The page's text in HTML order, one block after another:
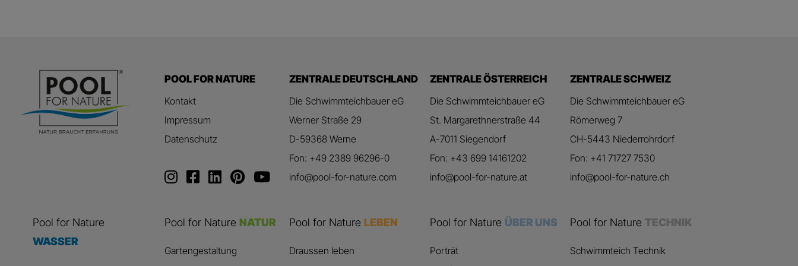
POOL FOR NATURE
Kontakt
Impressum
Datenschutz
ZENTRALE DEUTSCHLAND
Die Schwimmteichbauer eG
Werner Straße 29
D-59368 Werne
Fon: +49 2389 96296-0
info@pool-for-nature.com
ZENTRALE ÖSTERREICH
Die Schwimmteichbauer eG
St. Margarethnerstraße 44
A-7011 Siegendorf
Fon: +43 699 14161202
info@pool-for-nature.at
ZENTRALE SCHWEIZ
Die Schwimmteichbauer eG
Römerweg 7
CH-5443 Niederrohrdorf
Fon: +41 71727 7530
info@pool-for-nature.ch
Pool for Nature
WASSER
Pool for NatureNATUR
Gartengestaltung
Pool for NatureLEBEN
Draussen leben
Pool for Nature ÜBER UNS
Porträt
Pool for Nature TECHNIK
Schwimmteich Technik